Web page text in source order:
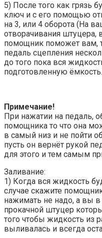
5) После того как грязь
ключ и с его помощью
на 3, или 4 оборота (На
отворачивания штуцера,
помощник поможет вам,
педаль сцепления
до того пока вся
подготовленную ёмкость.
Примечание!
При нажатии на педаль,
помощника то что она
в самый низ и не пойти
пусть он вернёт рукой
для этого и тем самым
Заливание:
1) Когда вся жидкость
случае скажите
нажимать не надо, а вы в
прокачной штуцер
того чтобы жидкость из
выливалась и всегда